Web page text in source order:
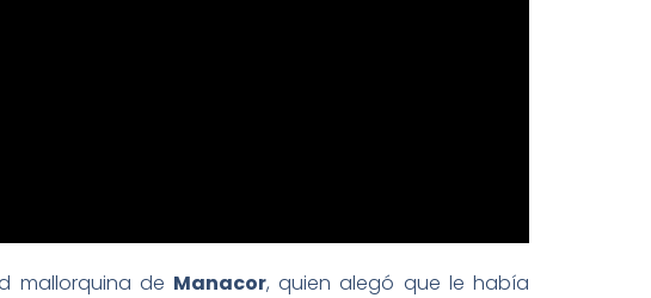
mallorquina de Manacor, quien alegó que le había